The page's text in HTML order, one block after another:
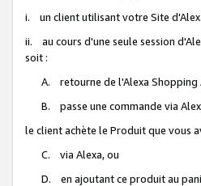
i. un client utilisant votre Site
ii. au cours d'une seule session
soit :
A. retourne de l'Alexa Shopping
B. passe une commande via
le client achète le Produit que vous
C. via Alexa, ou
D. en ajoutant ce produit au